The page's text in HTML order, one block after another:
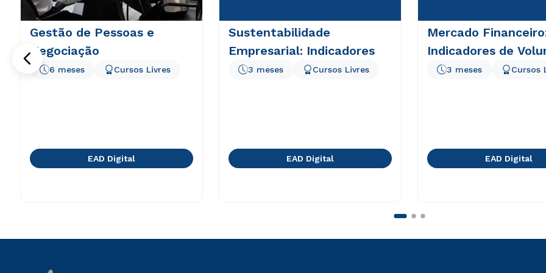
Gestão de Pessoas e
Negociação
6 meses Cursos Livres
EAD Digital
Sustentabilidade
Empresarial: Indicadores
3 meses Cursos Livres
EAD Digital
Mercado
Indicadores de
3 meses Cursos
EAD Digital